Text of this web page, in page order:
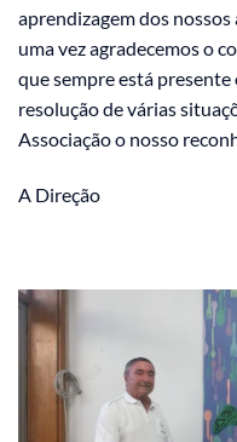
aprendizagem dos nossos
uma vez agradecemos o
que sempre está
resolução de várias
Associação o nosso
A Direção